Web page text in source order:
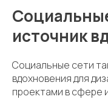
источник
Социальные сети
вдохновения для
проектами в сфере